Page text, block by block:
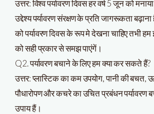
उत्तर: विश्व पर्यावरण दिवस हर वर्ष 5 जून को
उद्देश्य पर्यावरण संरक्षण के प्रति जागरूकता
को पर्यावरण दिवस के रूप मे देखना चाहिए तभी
को सही प्रकार से समझ पाएंगें।
Q2. पर्यावरण बचाने के लिए हम क्या कर सकते हैं?
उत्तर: प्लास्टिक का कम उपयोग, पानी की बचत,
पौधारोपण और कचरे का उचित प्रबंधन पर्यावरण
उपाय हैं।